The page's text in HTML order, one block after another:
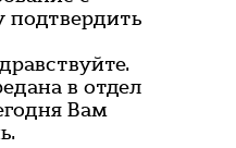
подтвердить
в отдел
Вам